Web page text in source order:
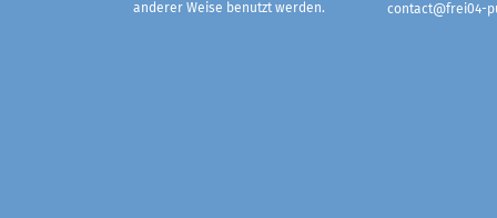
anderer Weise benutzt werden.
contact@frei04-